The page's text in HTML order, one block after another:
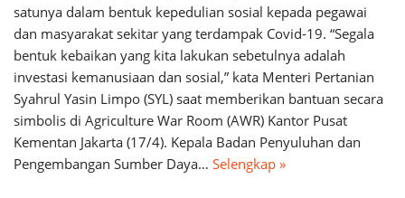
satunya dalam bentuk kepedulian sosial kepada pegawai
dan masyarakat sekitar yang terdampak Covid-19. “Segala
bentuk kebaikan yang kita lakukan sebetulnya adalah
investasi kemanusiaan dan sosial,” kata Menteri Pertanian
Syahrul Yasin Limpo (SYL) saat memberikan bantuan secara
simbolis di Agriculture War Room (AWR) Kantor Pusat
Kementan Jakarta (17/4). Kepala Badan Penyuluhan dan
Pengembangan Sumber Daya… Selengkap »